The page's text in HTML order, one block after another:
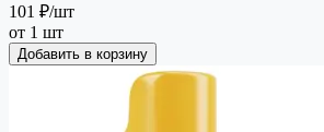
101 ₽/шт
от 1 шт
Добавить в корзину